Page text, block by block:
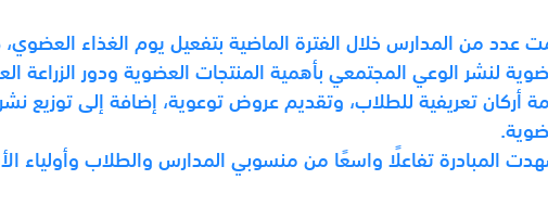
عدد من المدارس خلال الفترة الماضية بتفعيل يوم الغذاء
لنشر الوعي المجتمعي بأهمية المنتجات العضوية ودور الزراعة
أركان تعريفية للطلاب، وتقديم عروض توعوية، إضافة إلى توزيع
المبادرة تفاعلًا واسعًا من منسوبي المدارس والطلاب وأولياء